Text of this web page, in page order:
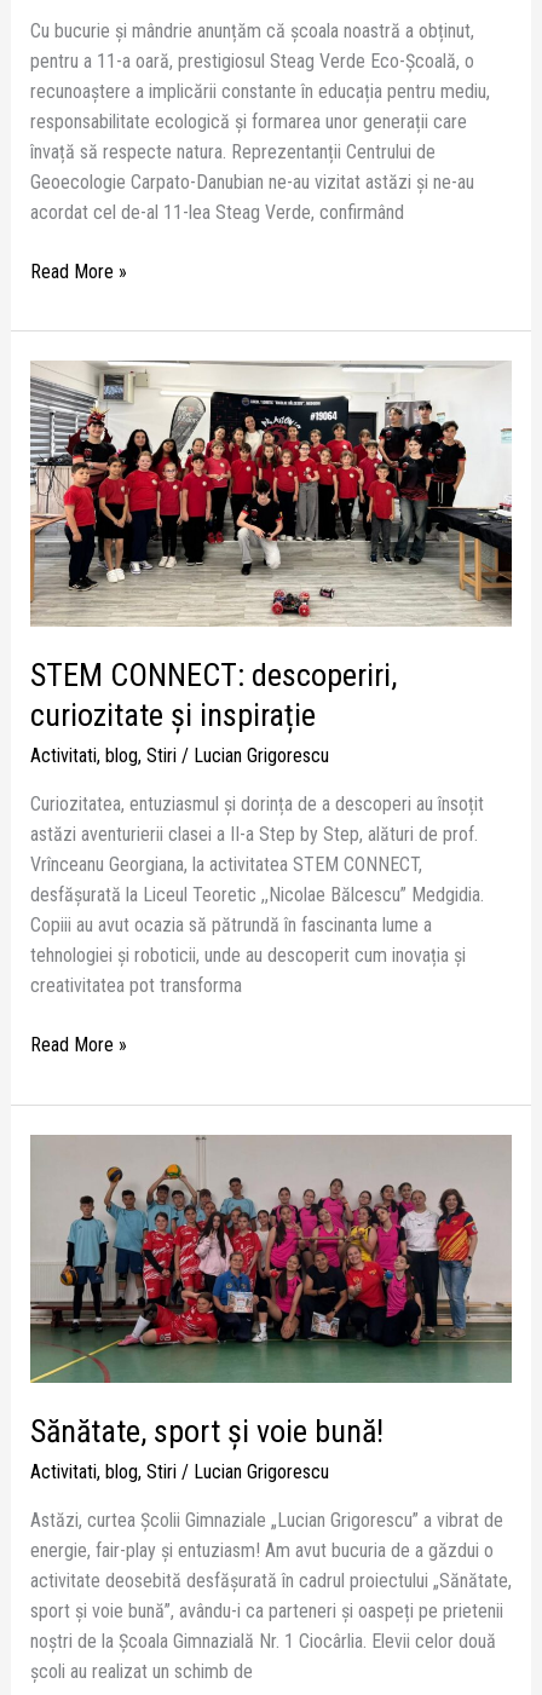
Cu bucurie și mândrie anunțăm că școala noastră a obținut,
pentru a 11-a oară, prestigiosul Steag Verde Eco-Școală, o
recunoaștere a implicării constante în educația pentru mediu,
responsabilitate ecologică și formarea unor generații care
învață să respecte natura. Reprezentanții Centrului de
Geoecologie Carpato-Danubian ne-au vizitat astăzi și ne-au
acordat cel de-al 11-lea Steag Verde, confirmând
Read More »
STEM CONNECT: descoperiri,
curiozitate și inspirație
Activitati, blog, Stiri/ Lucian Grigorescu
Curiozitatea, entuziasmul și dorința de a descoperi au însoțit
astăzi aventurierii clasei a II-a Step by Step, alături de prof.
Vrînceanu Georgiana, la activitatea STEM CONNECT,
desfășurată la Liceul Teoretic ,,Nicolae Bălcescu” Medgidia.
Copiii au avut ocazia să pătrundă în fascinanta lume a
tehnologiei și roboticii, unde au descoperit cum inovația și
creativitatea pot transforma
STEM
CONNECT:
descoperiri,
curiozitate
și
inspirație
Read More »
Sănătate, sport și voie bună!
Activitati, blog, Stiri/ Lucian Grigorescu
Astăzi, curtea Școlii Gimnaziale „Lucian Grigorescu” a vibrat de
energie, fair-play și entuziasm! Am avut bucuria de a găzdui o
activitate deosebită desfășurată în cadrul proiectului „Sănătate,
sport și voie bună”, avându-i ca parteneri și oaspeți pe prietenii
noștri de la Școala Gimnazială Nr. 1 Ciocârlia. Elevii celor două
școli au realizat un schimb de
bună!